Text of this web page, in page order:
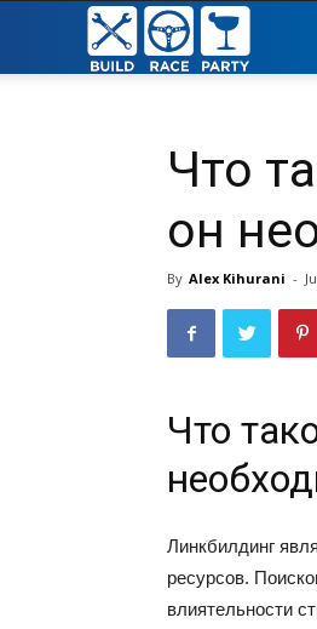
Party
Что
он
By Alex Kihurani -
Что
Линкбилдинг
ресурсов.
влиятельности